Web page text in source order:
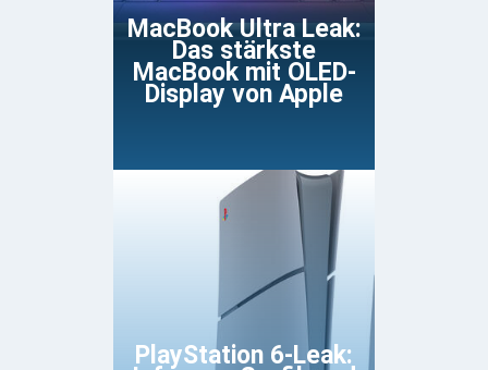
MacBook Ultra Leak:
Das stärkste
MacBook mit OLED-
Display von Apple
PlayStation 6-Leak: